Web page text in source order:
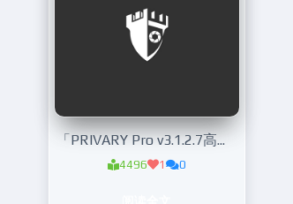
「PRIVARY Pro v3.1.2.7高级版」手机隐私加密保护
4496 1 0